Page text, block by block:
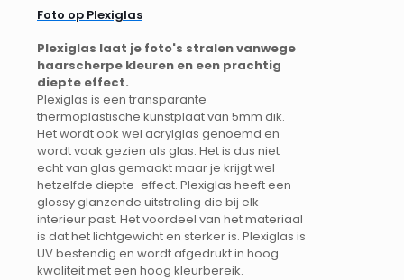
Foto op Plexiglas
Plexiglas laat je foto's stralen vanwege
haarscherpe kleuren en een prachtig
diepte effect.
Plexiglas is een transparante
thermoplastische kunstplaat van 5mm dik.
Het wordt ook wel acrylglas genoemd en
wordt vaak gezien als glas. Het is dus niet
echt van glas gemaakt maar je krijgt wel
hetzelfde diepte-effect. Plexiglas heeft een
glossy glanzende uitstraling die bij elk
interieur past. Het voordeel van het materiaal
is dat het lichtgewicht en sterker is. Plexiglas is
UV bestendig en wordt afgedrukt in hoog
kwaliteit met een hoog kleurbereik.